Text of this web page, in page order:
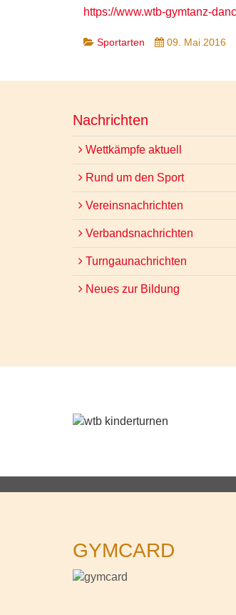
https://www.wtb-gymtanz-
Sportarten 09. Mai 2016
Nachrichten
Wettkämpfe aktuell
Rund um den Sport
Vereinsnachrichten
Verbandsnachrichten
Turngaunachrichten
Neues zur Bildung
GYMCARD